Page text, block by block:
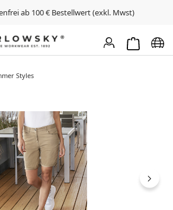
ab 100 € Bestellwert (exkl. Mwst)
Styles